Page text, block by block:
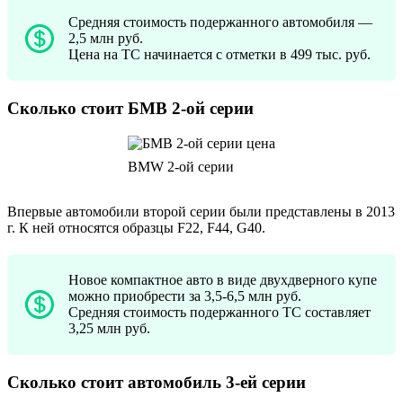
Средняя стоимость подержанного автомобиля —
2,5 млн руб.
Цена на ТС начинается с отметки в 499 тыс. руб.
Сколько стоит БМВ 2-ой серии
BMW 2-ой серии
Впервые автомобили второй серии были представлены в 2013
г. К ней относятся образцы F22, F44, G40.
Новое компактное авто в виде двухдверного купе
можно приобрести за 3,5-6,5 млн руб.
Средняя стоимость подержанного ТС составляет
3,25 млн руб.
Сколько стоит автомобиль 3-ей серии